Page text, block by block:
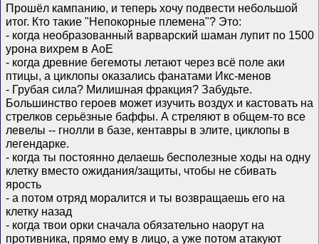
Прошёл кампанию, и теперь хочу подвести небольшой
итог. Кто такие "Непокорные племена"? Это:
- когда необразованный варварский шаман лупит по 1500
урона вихрем в AoE
- когда древние бегемоты летают через всё поле аки
птицы, а циклопы оказались фанатами Икс-менов
- Грубая сила? Милишная фракция? Забудьте.
Большинство героев может изучить воздух и кастовать на
стрелков серьёзные баффы. А стреляют в общем-то все
левелы -- гнолли в базе, кентавры в элите, циклопы в
легендарке.
- когда ты постоянно делаешь бесполезные ходы на одну
клетку вместо ожидания/защиты, чтобы не сбивать
ярость
- а потом отряд моралится и ты возвращаешь его на
клетку назад
- когда твои орки сначала обязательно наорут на
противника, прямо ему в лицо, а уже потом атакуют